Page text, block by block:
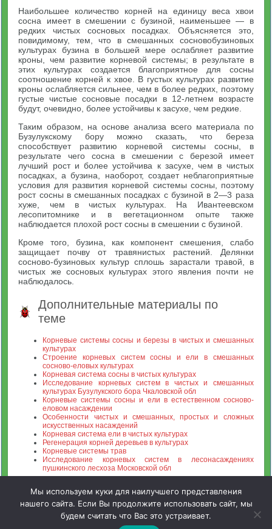
Наибольшее количество корней на единицу веса хвои
сосна имеет в смешении с бузиной, наименьшее — в
редких чистых сосновых посадках. Объясняется это,
повидимому, тем, что в смешанных сосновобузиновых
культурах бузина в большей мере ослабляет развитие
кроны, чем развитие корневой системы; в результате в
этих культурах создается благоприятное для сосны
соотношение корней к хвое. В густых культурах развитие
кроны ослабляется сильнее, чем в более редких, поэтому
густые чистые сосновые посадки в 12-летнем возрасте
будут, очевидно, более устойчивы к засухе, чем редкие.
Таким образом, на основе анализа всего материала по
Бузулукскому бору можно сказать, что береза
способствует развитию корневой системы сосны, в
результате чего сосна в смешении с березой имеет
лучший рост и более устойчива к засухе, чем в чистых
посадках, а бузина, наоборот, создает неблагоприятные
условия для развития корневой системы сосны, поэтому
рост сосны в смешанных посадках с бузиной в 2—3 раза
хуже, чем в чистых культурах. На Ивантеевском
лесопитомнике и в вегетационном опыте также
наблюдается плохой рост сосны в смешении с бузиной.
Кроме того, бузина, как компонент смешения, слабо
защищает почву от травянистых растений. Делянки
сосново-бузиновых культур сплошь зарастали травой, в
чистых же сосновых культурах этого явления почти не
наблюдалось.
Дополнительные материалы по
теме
Корневые системы сосны и березы в чистых и смешанных
культурах
Строение корневых систем сосны и ели в смешанных
сосново-еловых культурах
Корневая система сосны в чистых культурах
Исследование корневых систем в чистых и смешанных
культурах Бузулукского бора Чкаловской обл
Корневые системы сосны и ели в естественном сосново-
еловом насаждении
Особенности чистых и смешанных, простых и сложных
искусственных насаждений
Корневая система ели в чистых культурах
Регенерация корней деревьев в культурах
Корневые системы трав
Исследование корневых систем в лесонасаждениях
пушкинского лесхоза Московской обл
Зооинженерный факультет МСХА. Неофициальный сайт
Мы используем куки для наилучшего представления
нашего сайта. Если Вы продолжите использовать сайт, мы
будем считать что Вас это устраивает.